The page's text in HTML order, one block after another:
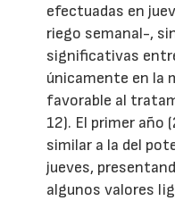
efectuadas en
riego semanal-,
significativas
únicamente en la
favorable al
12). El primer año
similar a la del
jueves,
algunos valores